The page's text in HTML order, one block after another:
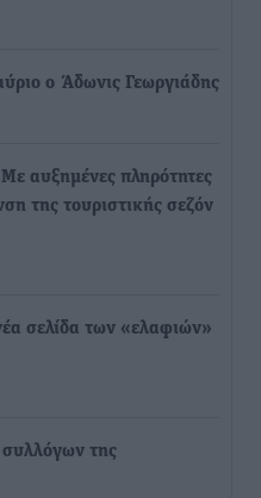
ο Άδωνις Γεωργιάδης
αυξημένες πληρότητες
της τουριστικής σεζόν
σελίδα των «ελαφιών»
συλλόγων της